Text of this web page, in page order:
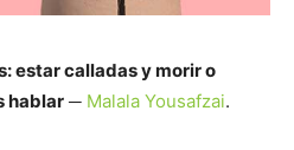
estar calladas y morir o
hablar ─ Malala Yousafzai.